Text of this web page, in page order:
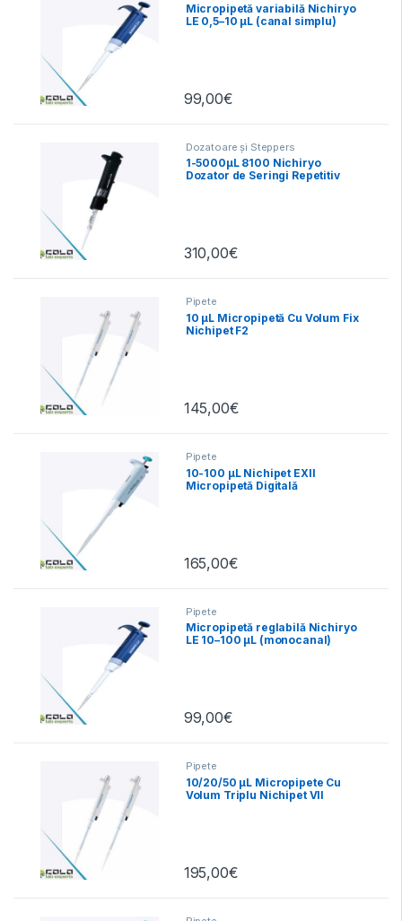
Micropipetă variabilă Nichiryo
LE 0,5–10 µL (canal simplu)
99,00€
Dozatoare și Steppers
1-5000µL 8100 Nichiryo
Dozator de Seringi Repetitiv
310,00€
Pipete
10 µL Micropipetă Cu Volum Fix
Nichipet F2
145,00€
Pipete
10-100 µL Nichipet EXII
Micropipetă Digitală
165,00€
Pipete
Micropipetă reglabilă Nichiryo
LE 10–100 µL (monocanal)
99,00€
Pipete
10/20/50 µL Micropipete Cu
Volum Triplu Nichipet VII
195,00€